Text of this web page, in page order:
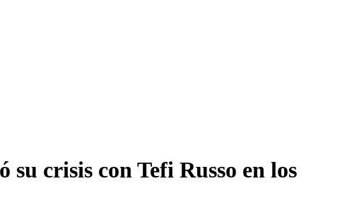
crisis con Tefi Russo en los